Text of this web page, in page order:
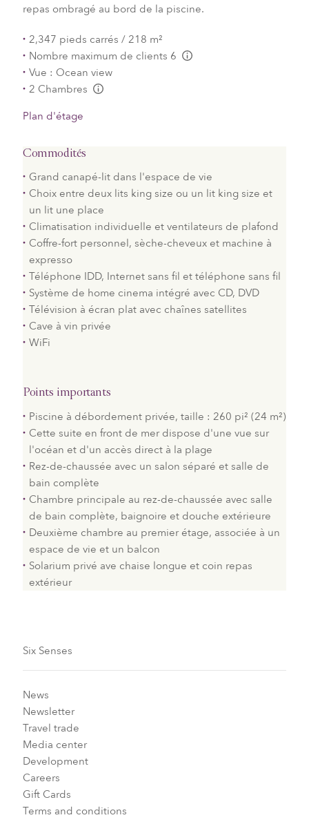
repas ombragé au bord de la piscine.
2,347 pieds carrés / 218 m²
Nombre maximum de clients 6
Vue : Ocean view
2 Chambres
Plan d'étage
Commodités
Grand canapé-lit dans l'espace de vie
Choix entre deux lits king size ou un lit king size et
un lit une place
Climatisation individuelle et ventilateurs de plafond
Coffre-fort personnel, sèche-cheveux et machine à
expresso
Téléphone IDD, Internet sans fil et téléphone sans fil
Système de home cinema intégré avec CD, DVD
Télévision à écran plat avec chaînes satellites
Cave à vin privée
WiFi
Points importants
Piscine à débordement privée, taille : 260 pi² (24 m²)
Cette suite en front de mer dispose d'une vue sur
l'océan et d'un accès direct à la plage
Rez-de-chaussée avec un salon séparé et salle de
bain complète
Chambre principale au rez-de-chaussée avec salle
de bain complète, baignoire et douche extérieure
Deuxième chambre au premier étage, associée à un
espace de vie et un balcon
Solarium privé ave chaise longue et coin repas
extérieur
Six Senses
News
Newsletter
Travel trade
Media center
Development
Careers
Gift Cards
Terms and conditions